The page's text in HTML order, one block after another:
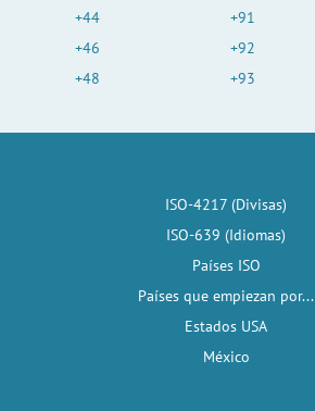
+44
+46
+48
+91
+92
+93
ISO-4217 (Divisas)
ISO-639 (Idiomas)
Países ISO
Países que empiezan por...
Estados USA
México